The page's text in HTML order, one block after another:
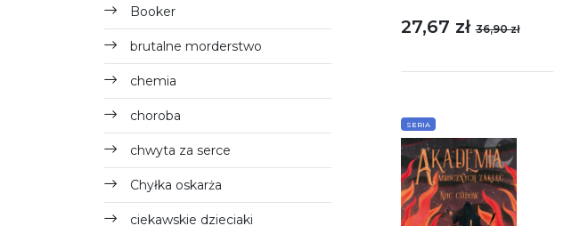
Booker
brutalne morderstwo
chemia
choroba
chwyta za serce
Chyłka oskarża
ciekawskie dzieciaki
27,67 zł36,90 zł
SERIA